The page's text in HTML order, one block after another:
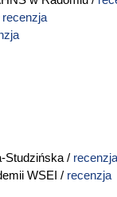
recenzja
/ recenzja
WSEI / recenzja